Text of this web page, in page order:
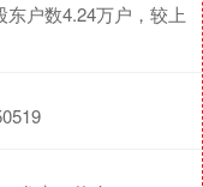
东户数4.24万户，较上